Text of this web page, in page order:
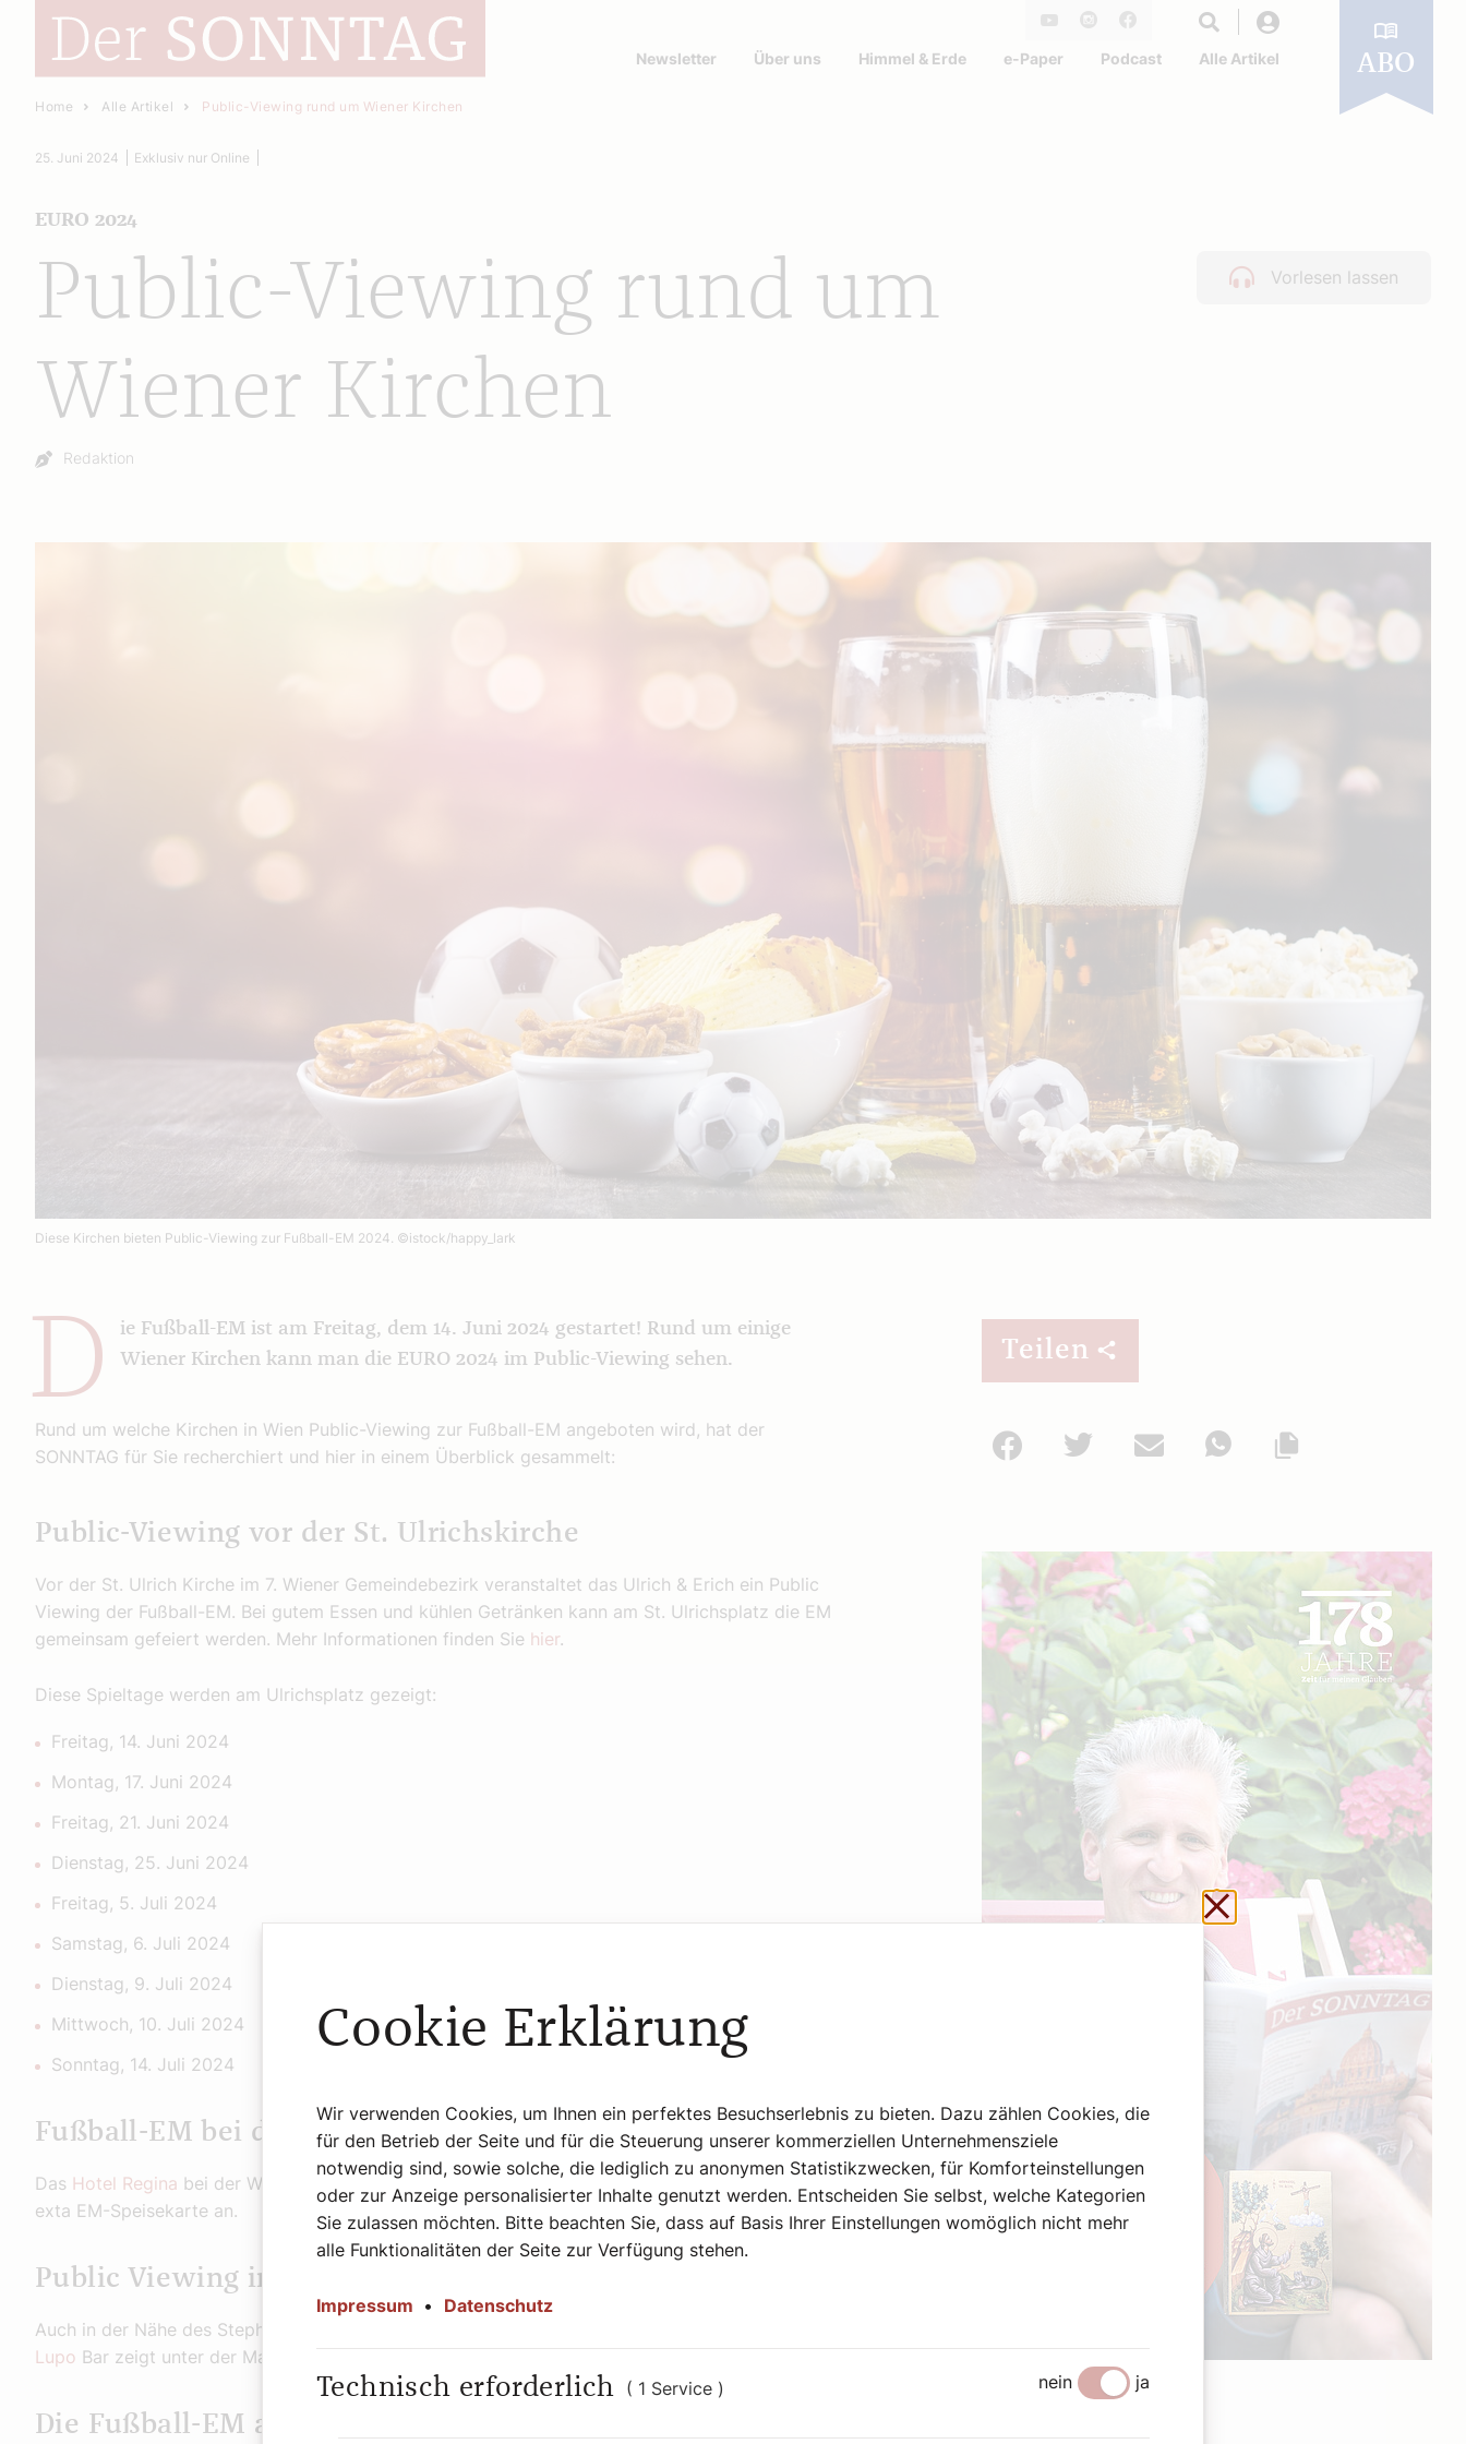
Facebook
Newsletter Über uns Himmel & Erde e-Paper Podcast Alle Artikel ABO
Home Alle Artikel Public-Viewing rund um Wiener Kirchen
Vorlesen lassen
Public-Viewing rund um
Wiener Kirchen
EURO 2024
25. Juni 2024 Exklusiv nur Online
Autor:
Redaktion
Diese Kirchen bieten Public-Viewing zur Fußball-EM 2024. ©istock/happy_lark
D
ie Fußball-EM ist am Freitag, dem 14. Juni 2024 gestartet! Rund um einige
Wiener Kirchen kann man die EURO 2024 im Public-Viewing sehen.
Rund um welche Kirchen in Wien Public-Viewing zur Fußball-EM angeboten wird, hat der
SONNTAG für Sie recherchiert und hier in einem Überblick gesammelt:
Public-Viewing vor der St. Ulrichskirche
Vor der St. Ulrich Kirche im 7. Wiener Gemeindebezirk veranstaltet das Ulrich & Erich ein Public
Viewing der Fußball-EM. Bei gutem Essen und kühlen Getränken kann am St. Ulrichsplatz die EM
gemeinsam gefeiert werden. Mehr Informationen finden Sie hier.
Diese Spieltage werden am Ulrichsplatz gezeigt:
Freitag, 14. Juni 2024
Montag, 17. Juni 2024
Freitag, 21. Juni 2024
Dienstag, 25. Juni 2024
Freitag, 5. Juli 2024
Samstag, 6. Juli 2024
Dienstag, 9. Juli 2024
Mittwoch, 10. Juli 2024
Sonntag, 14. Juli 2024
Fußball-EM bei der Votivkirche genießen
Das Hotel Regina bei der Wiener Votivkirche zeigt Public-Viewing im Schanigarten und bietet eine
exta EM-Speisekarte an.
Public Viewing in der Nähe vom Stephansdom
Auch in der Nähe des Stephansdoms kann man Public-Viewing zur Fußball-EM finden. Die
Lupo Bar zeigt unter der Mariensäule die EURO 2024 auf der Leinwand.
Die Fußball-EM am Rochusmarkt
Teilen
Facebook
Twitter Mail
WhatsApp
Schließen ohne zu
Cookie Erklärung
Wir verwenden Cookies, um Ihnen ein perfektes Besuchserlebnis zu bieten. Dazu zählen Cookies, die
für den Betrieb der Seite und für die Steuerung unserer kommerziellen Unternehmensziele
notwendig sind, sowie solche, die lediglich zu anonymen Statistikzwecken, für Komforteinstellungen
oder zur Anzeige personalisierter Inhalte genutzt werden. Entscheiden Sie selbst, welche Kategorien
Sie zulassen möchten. Bitte beachten Sie, dass auf Basis Ihrer Einstellungen womöglich nicht mehr
alle Funktionalitäten der Seite zur Verfügung stehen.
Impressum • Datenschutz
Technisch erforderlich ( 1 Service ) nein ja